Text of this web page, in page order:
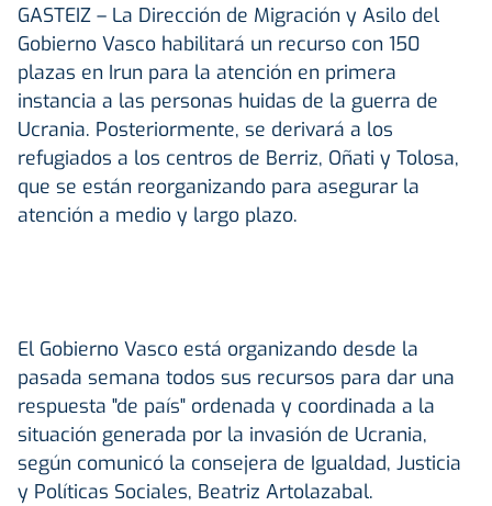
GASTEIZ – La Dirección de Migración y Asilo del
Gobierno Vasco habilitará un recurso con 150
plazas en Irun para la atención en primera
instancia a las personas huidas de la guerra de
Ucrania. Posteriormente, se derivará a los
refugiados a los centros de Berriz, Oñati y Tolosa,
que se están reorganizando para asegurar la
atención a medio y largo plazo.
El Gobierno Vasco está organizando desde la
pasada semana todos sus recursos para dar una
respuesta "de país" ordenada y coordinada a la
situación generada por la invasión de Ucrania,
según comunicó la consejera de Igualdad, Justicia
y Políticas Sociales, Beatriz Artolazabal.